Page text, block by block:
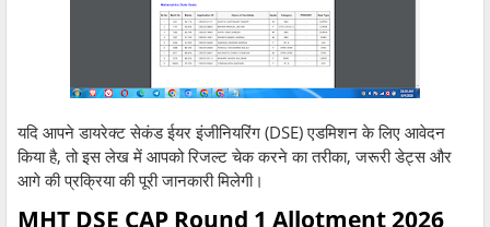
यदि आपने डायरेक्ट सेकंड ईयर इंजीनियरिंग (DSE) एडमिशन के लिए आवेदन
किया है, तो इस लेख में आपको रिजल्ट चेक करने का तरीका, जरूरी डेट्स और
आगे की प्रक्रिया की पूरी जानकारी मिलेगी।
MHT DSE CAP Round 1 Allotment 2026